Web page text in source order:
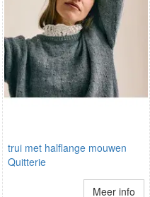
trui met halflange mouwen
Quitterie
Meer info